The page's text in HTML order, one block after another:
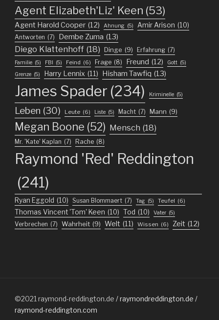
Agent Elizabeth'Liz' Keen (53)
Agent Harold Cooper (12) Ahnung (5) Amir Arison (10)
Antworten (7) Dembe Zuma (13)
Diego Klattenhoff (18) Dinge (9) Erfahrung (7)
Familie (5) FBI (5) Feind (6) Frage (8) Freund (12) Gott (5)
Grenze (5) Harry Lennix (11) Hisham Tawfiq (13)
James Spader (234) Kriminelle (5)
Leben (30) Leute (6) Liste (5) Macht (7) Mann (9)
Megan Boone (52) Mensch (18)
Mr. 'Kate' Kaplan (7) Rache (8)
Raymond 'Red' Reddington
(241)
Ryan Eggold (10) Susan Blommaert (7) Tag (5) Teufel (6)
Thomas Vincent 'Tom' Keen (10) Tod (10) Vater (5)
Verbrechen (7) Wahrheit (9) Welt (11) Wissen (6) Zeit (12)
©2021 raymond-reddington.de / raymondreddington.de /
raymond-reddington.com